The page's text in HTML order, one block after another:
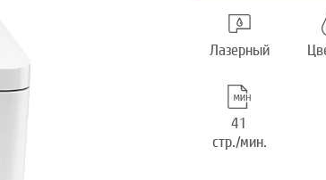
Лазерный
41
стр./мин.